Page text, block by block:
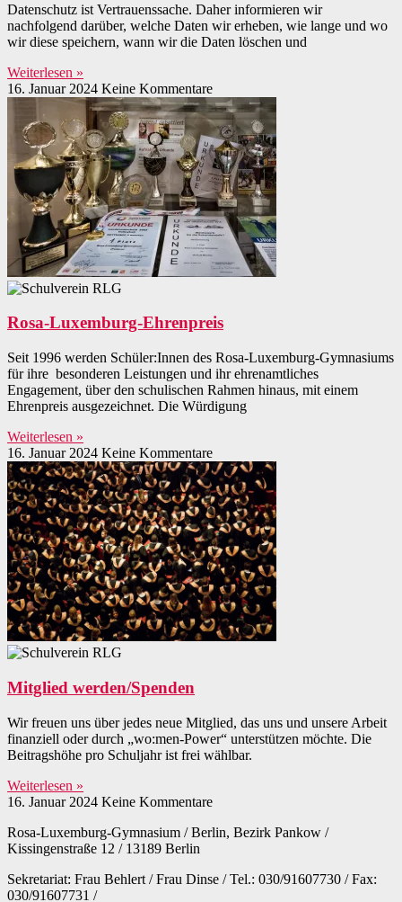
Datenschutz ist Vertrauenssache. Daher informieren wir
nachfolgend darüber, welche Daten wir erheben, wie lange und wo
wir diese speichern, wann wir die Daten löschen und
Weiterlesen »
16. Januar 2024 Keine Kommentare
Rosa-Luxemburg-Ehrenpreis
Seit 1996 werden Schüler:Innen des Rosa-Luxemburg-Gymnasiums
für ihre besonderen Leistungen und ihr ehrenamtliches
Engagement, über den schulischen Rahmen hinaus, mit einem
Ehrenpreis ausgezeichnet. Die Würdigung
Weiterlesen »
16. Januar 2024 Keine Kommentare
Mitglied werden/Spenden
Wir freuen uns über jedes neue Mitglied, das uns und unsere Arbeit
finanziell oder durch „wo:men-Power“ unterstützen möchte. Die
Beitragshöhe pro Schuljahr ist frei wählbar.
Weiterlesen »
16. Januar 2024 Keine Kommentare
Rosa-Luxemburg-Gymnasium / Berlin, Bezirk Pankow /
Kissingenstraße 12 / 13189 Berlin
Sekretariat: Frau Behlert / Frau Dinse / Tel.: 030/91607730 / Fax:
030/91607731 /